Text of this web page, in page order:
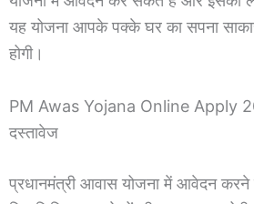
यह योजना आपके पक्के घर का सपना
होगी।
PM Awas Yojana Online Apply
दस्तावेज
प्रधानमंत्री आवास योजना में आवेदन